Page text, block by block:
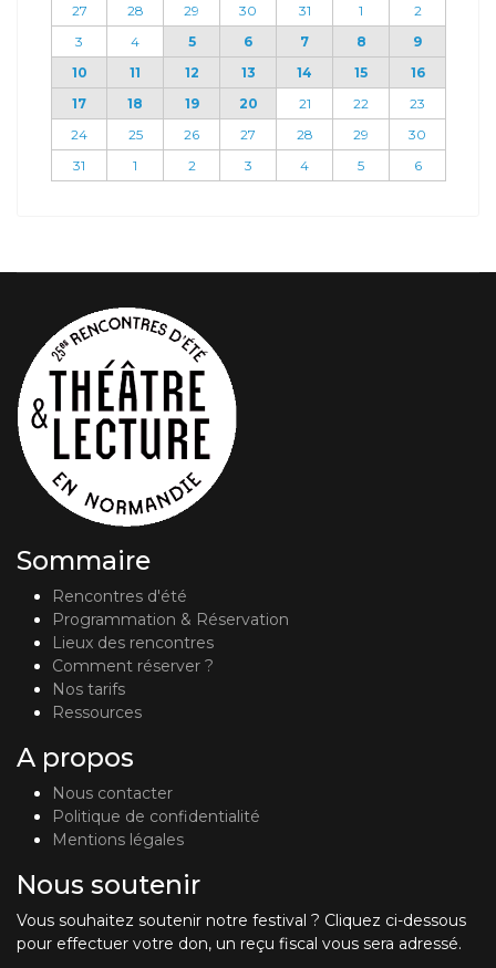
27
28 29 30 31 1
2
3
4 5 6 7 8
9
10
11 12 13 14 15
16
17
18 19 20 21 22
23
24
25 26 27 28 29
30
31
1 2 3 4 5 6
Sommaire
Rencontres d'été
Programmation & Réservation
Lieux des rencontres
Comment réserver ?
Nos tarifs
Ressources
A propos
Nous contacter
Politique de confidentialité
Mentions légales
Nous soutenir
Vous souhaitez soutenir notre festival ? Cliquez ci-dessous
pour effectuer votre don, un reçu fiscal vous sera adressé.